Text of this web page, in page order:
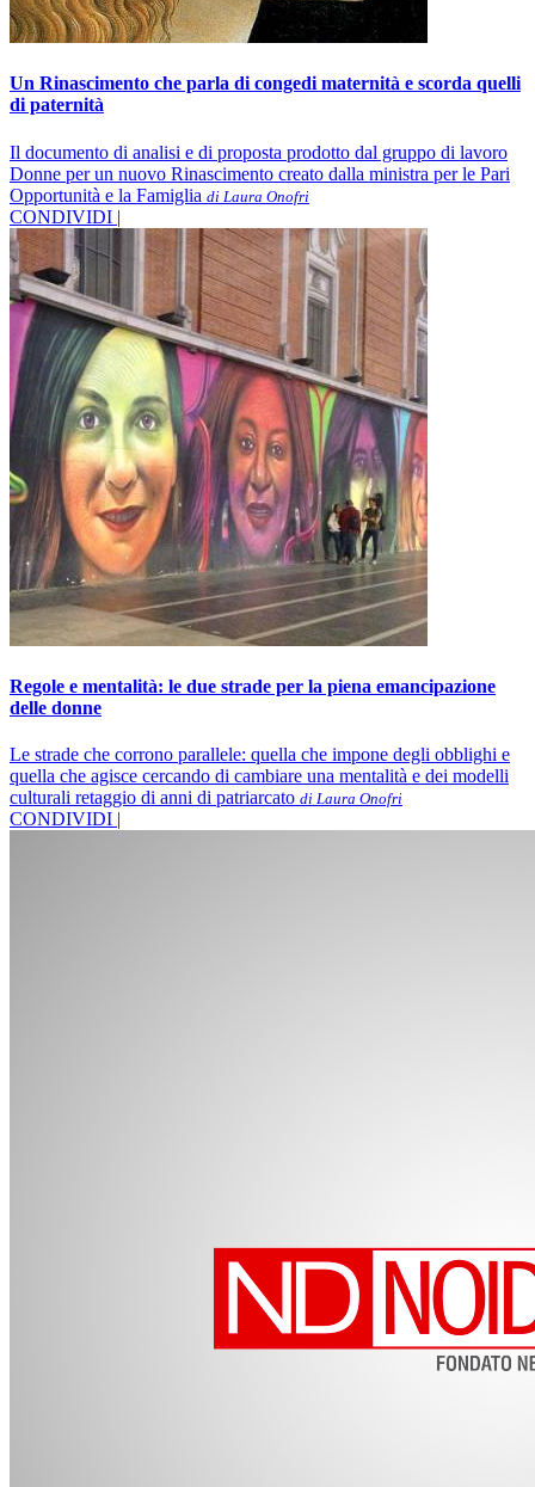
Un Rinascimento che parla di congedi maternità e scorda quelli
di paternità
Il documento di analisi e di proposta prodotto dal gruppo di lavoro
Donne per un nuovo Rinascimento creato dalla ministra per le Pari
Opportunità e la Famiglia di Laura Onofri
CONDIVIDI |
Regole e mentalità: le due strade per la piena emancipazione
delle donne
Le strade che corrono parallele: quella che impone degli obblighi e
quella che agisce cercando di cambiare una mentalità e dei modelli
culturali retaggio di anni di patriarcato di Laura Onofri
CONDIVIDI |